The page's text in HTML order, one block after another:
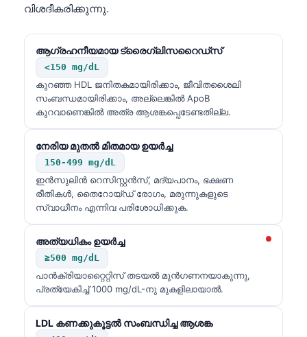
വിശദീകരിക്കുന്നു.
ആഗ്രഹനീയമായ ട്രൈഗ്ലിസറൈഡ്സ്
<150 mg/dL
കുറഞ്ഞ HDL ജനിതകമായിരിക്കാം, ജീവിതശൈലി
സംബന്ധമായിരിക്കാം, അല്ലെങ്കിൽ ApoB
കുറവാണെങ്കിൽ അത്ര ആശങ്കപ്പെടേണ്ടതില്ല.
നേരിയ മുതൽ മിതമായ ഉയർച്ച
150-499 mg/dL
ഇൻസുലിൻ റെസിസ്റ്റൻസ്, മദ്യപാനം, ഭക്ഷണ
രീതികൾ, തൈറോയ്ഡ് രോഗം, മരുന്നുകളുടെ
സ്വാധീനം എന്നിവ പരിശോധിക്കുക.
അത്യധികം ഉയർച്ച
≥500 mg/dL
പാൻക്രിയാറ്റൈറ്റിസ് തടയൽ മുൻഗണനയാകുന്നു,
പ്രത്യേകിച്ച് 1000 mg/dL-നു മുകളിലായാൽ.
LDL കണക്കുകൂട്ടൽ സംബന്ധിച്ച ആശങ്ക
Українська
Català
Қазақ тілі
Hrvatski
Slovenčina
كوردی‎
پښتو
සිංහල
অসমীয়া
Galego
Македонски јазик